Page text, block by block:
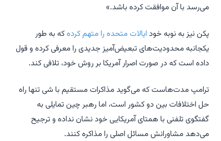
می‌رسد با آن موافقت کرده باشد.»
پکن نیز به نوبه خود ایالات متحده را متهم کردهکه به طور
یکجانبه محدودیت‌های تبعیض‌آمیز جدیدی را معرفی کرده و قول
داده است که در صورت اصرار آمریکا بر روش خود، تلافی کند.
ترامپ مدت‌هاست که می‌گوید مذاکرات مستقیم با شی تنها راه
حل اختلافات بین دو کشور است، اما رهبر چین تمایلی به
گفتگوی تلفنی با همتای آمریکایی خود نشان نداده و ترجیح
می‌دهد مشاورانش مسائل اصلی را مذاکره کنند.